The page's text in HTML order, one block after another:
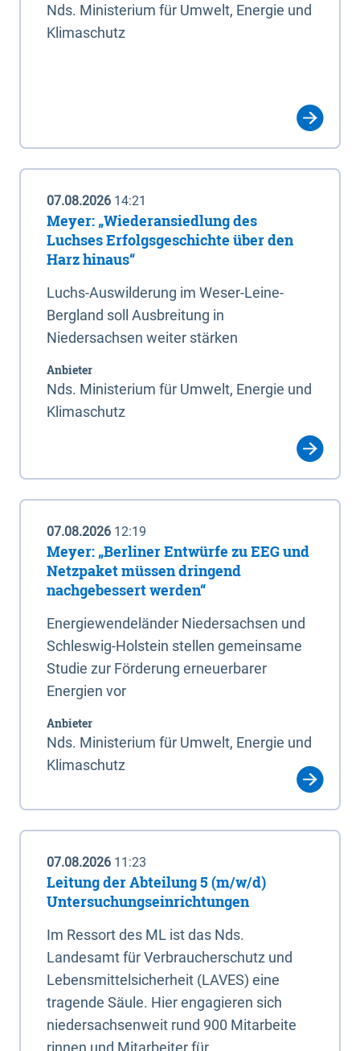
Nds. Ministerium für Umwelt, Energie und
Klimaschutz
07.08.2026 14:21
Meyer: „Wiederansiedlung des
Luchses Erfolgsgeschichte über den
Harz hinaus“
Luchs-Auswilderung im Weser-Leine-
Bergland soll Ausbreitung in
Niedersachsen weiter stärken
Anbieter
Nds. Ministerium für Umwelt, Energie und
Klimaschutz
07.08.2026 12:19
Meyer: „Berliner Entwürfe zu EEG und
Netzpaket müssen dringend
nachgebessert werden“
Energiewendeländer Niedersachsen und
Schleswig-Holstein stellen gemeinsame
Studie zur Förderung erneuerbarer
Energien vor
Anbieter
Nds. Ministerium für Umwelt, Energie und
Klimaschutz
07.08.2026 11:23
Leitung der Abteilung 5 (m/w/d)
Untersuchungseinrichtungen
Im Ressort des ML ist das Nds.
Landesamt für Verbraucherschutz und
Lebensmittelsicherheit (LAVES) eine
tragende Säule. Hier engagieren sich
niedersachsenweit rund 900 Mitarbeite